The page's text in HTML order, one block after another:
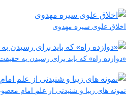
اخلاق علوی سیره مهدوی
«دوازده راه» که باید برای رسیدن به
نمونه های زیبا و شنیدنی از علم امام